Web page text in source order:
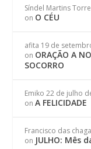
Síndel Martins
on O CÉU
afita 19 de
on ORAÇÃO A
SOCORRO
Emiko 22 de julho
onA FELICIDADE
Francisco das
on JULHO: Mês